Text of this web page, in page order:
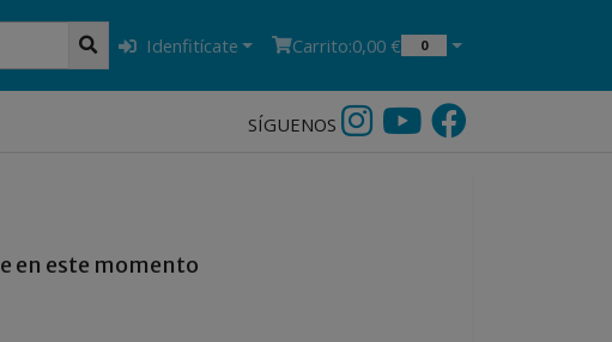
Idenfitícate Carrito:0,00 € 0
SÍGUENOS
en este momento